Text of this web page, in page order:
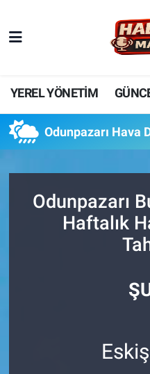
YEREL YÖNETİM
Odunpazarı Hava
Odunpazarı
Haftalık
YEREL YÖNETİM
GÜNCEL
BİLİM VE TEKNOLOJİ
SPOR
DÜNYA
Nöbetçi Eczaneler
Hava Durumu
Trafik Durumu
Tüm Manşetler
Son Dakika Haberleri